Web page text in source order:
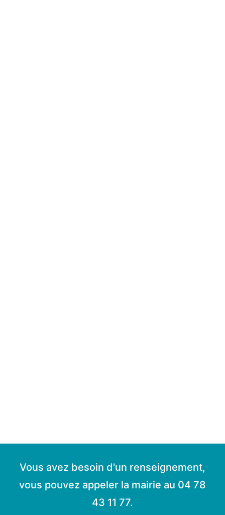
Vous avez besoin d'un renseignement,
vous pouvez appeler la mairie au 04 78
43 11 77.